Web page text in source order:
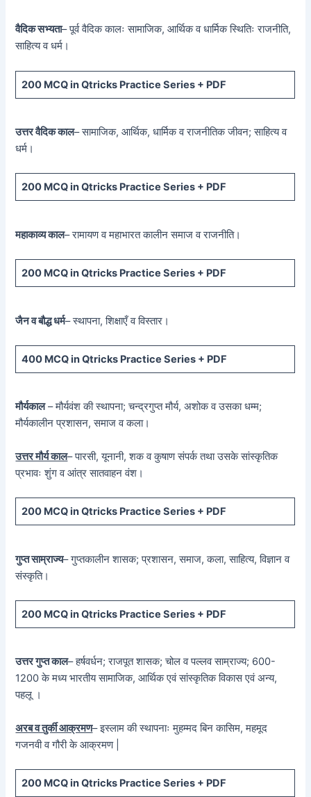
वैदिक सभ्यता– पूर्व वैदिक कालः सामाजिक, आर्थिक व धार्मिक स्थितिः राजनीति,
साहित्य व धर्म।
200 MCQin Qtricks Practice Series + PDF
उत्तर वैदिक काल– सामाजिक, आर्थिक, धार्मिक व राजनीतिक जीवन; साहित्य व
धर्म।
200 MCQin Qtricks Practice Series + PDF
महाकाव्य काल– रामायण व महाभारत कालीन समाज व राजनीति।
200 MCQin Qtricks Practice Series + PDF
जैन व बौद्ध धर्म– स्थापना, शिक्षाएँ व विस्तार।
400 MCQin Qtricks Practice Series + PDF
मौर्यकाल– मौर्यवंश की स्थापना; चन्द्रगुप्त मौर्य, अशोक व उसका धम्म;
मौर्यकालीन प्रशासन, समाज व कला।
उत्तर मौर्य काल– पारसी, यूनानी, शक व कुषाण संपर्क तथा उसके सांस्कृतिक
प्रभावः शुंग व आंत्र सातवाहन वंश।
200 MCQ in Qtricks Practice Series + PDF
गुप्त साम्राज्य– गुप्तकालीन शासक; प्रशासन, समाज, कला, साहित्य, विज्ञान व
संस्कृति।
200 MCQ in Qtricks Practice Series + PDF
उत्तर गुप्त काल– हर्षवर्धन; राजपूत शासक; चोल व पल्लव साम्राज्य; 600-
1200 के मध्य भारतीय सामाजिक, आर्थिक एवं सांस्कृतिक विकास एवं अन्य,
पहलू ।
अरब व तुर्की आक्रमण– इस्लाम की स्थापनाः मुहम्मद बिन कासिम, महमूद
गजनवी व गौरी के आक्रमण |
200 MCQ in Qtricks Practice Series + PDF